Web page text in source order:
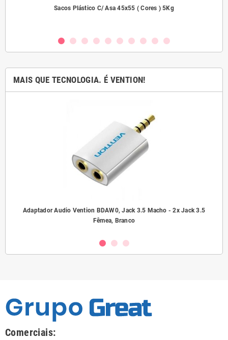
Sacos Plástico C/ Asa 45x55 ( Cores ) 5Kg
MAIS QUE TECNOLOGIA. É VENTION!
Adaptador Audio Vention BDAW0, Jack 3.5 Macho - 2x Jack 3.5
Fêmea, Branco
Comerciais: